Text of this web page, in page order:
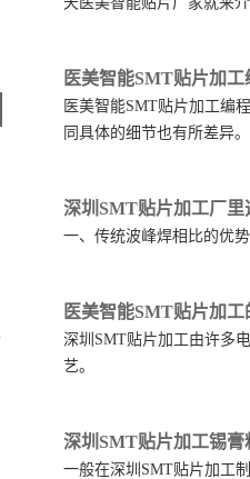
医美智能SMT贴片加
医美智能SMT贴片加工编
同具体的细节也有所差异。
深圳SMT贴片加工厂
一、传统波峰焊相比的优
医美智能SMT贴片加
深圳SMT贴片加工由许多
艺。
深圳SMT贴片加工锡膏
一般在深圳SMT贴片加工